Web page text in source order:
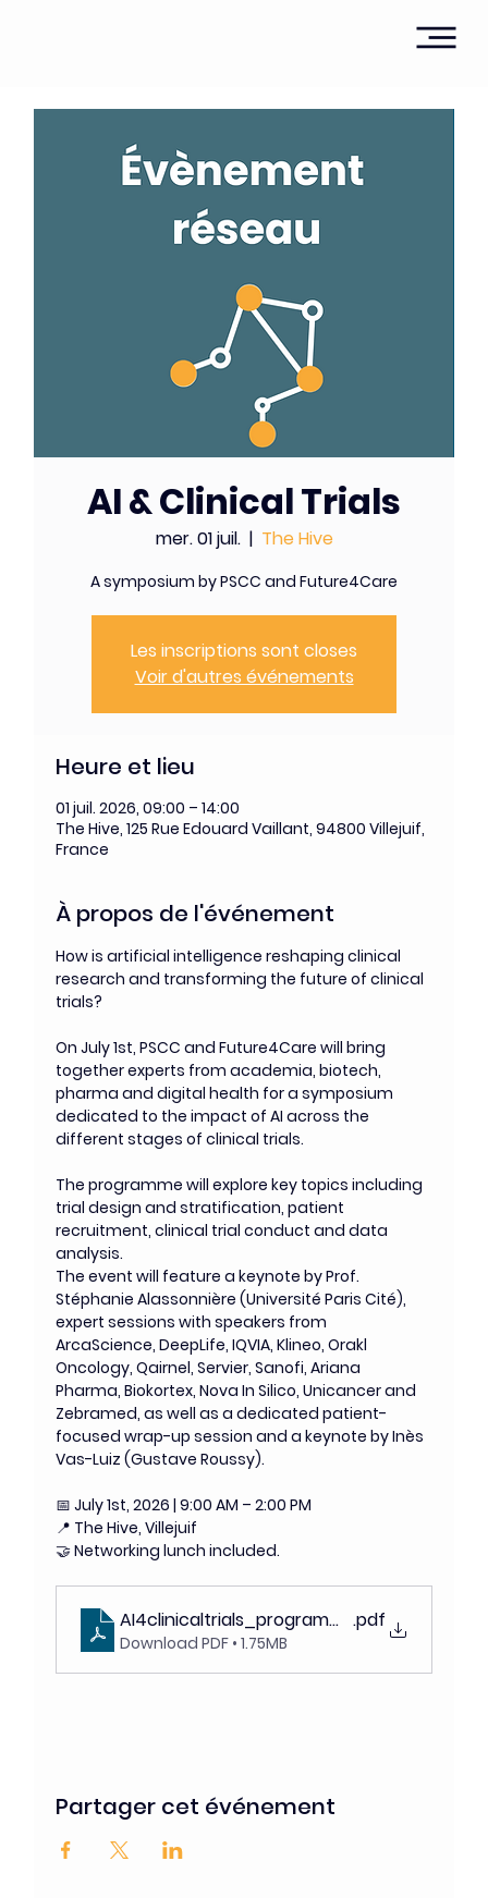
AI & Clinical Trials
mer. 01 juil.
  |
The Hive
A symposium by PSCC and Future4Care
Les inscriptions sont closes
Voir d'autres événements
Heure et lieu
01 juil. 2026, 09:00 – 14:00
The Hive, 125 Rue Edouard Vaillant, 94800 Villejuif,
France
À propos de l'événement
How is artificial intelligence reshaping clinical
research and transforming the future of clinical
trials?
On July 1st, PSCC and Future4Care will bring
together experts from academia, biotech,
pharma and digital health for a symposium
dedicated to the impact of AI across the
different stages of clinical trials.
The programme will explore key topics including
trial design and stratification, patient
recruitment, clinical trial conduct and data
analysis.
The event will feature a keynote by Prof.
Stéphanie Alassonnière (Université Paris Cité),
expert sessions with speakers from
ArcaScience, DeepLife, IQVIA, Klineo, Orakl
Oncology, Qairnel, Servier, Sanofi, Ariana
Pharma, Biokortex, Nova In Silico, Unicancer and
Zebramed, as well as a dedicated patient-
focused wrap-up session and a keynote by Inès
Vas-Luiz (Gustave Roussy).
📅 July 1st, 2026 | 9:00 AM – 2:00 PM
📍 The Hive, Villejuif
🤝 Networking lunch included.
AI4clinicaltrials_programme.pdf
Download PDF • 1.75MB
Partager cet événement